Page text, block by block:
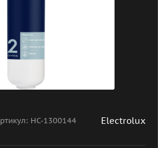
НС-1300144 Electrolux